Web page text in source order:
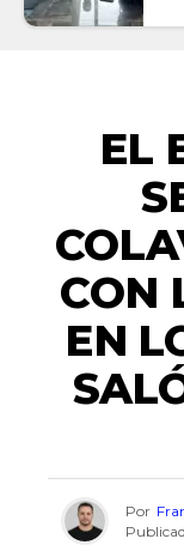
EL
CON
EN
Por